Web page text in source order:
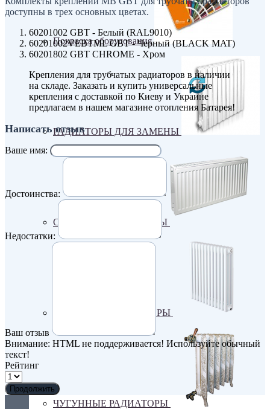
Покраска оборудования
РАДИАТОРЫ ДЛЯ ЗАМЕНЫ
СТАЛЬНЫЕ РАДИАТОРЫ
ТРУБЧАТЫЕ РАДИАТОРЫ
ЧУГУННЫЕ РАДИАТОРЫ
доступны в трех основных цветах.
60201002 GBT - Белый (RAL9010)
60201002VEBTML GBT - Черный (BLACK MAT)
60201802 GBT CHROME - Хром
Крепления для трубчатых радиаторов в наличии
на складе. Заказать и купить универсальные
крепления с доставкой по Киеву и Украине
предлагаем в нашем магазине отопления Батарея!
Написать отзыв
Ваше имя:
Достоинства:
Недостатки:
Ваш отзыв
Внимание: HTML не поддерживается! Используйте обычный
текст!
Рейтинг
Продолжить